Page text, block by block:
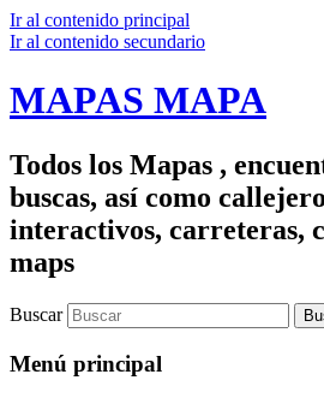
Ir al contenido principal
Ir al contenido secundario
MAPAS MAPA
Todos los Mapas ,
buscas, así como
interactivos, carreteras,
maps
Buscar
Menú principal